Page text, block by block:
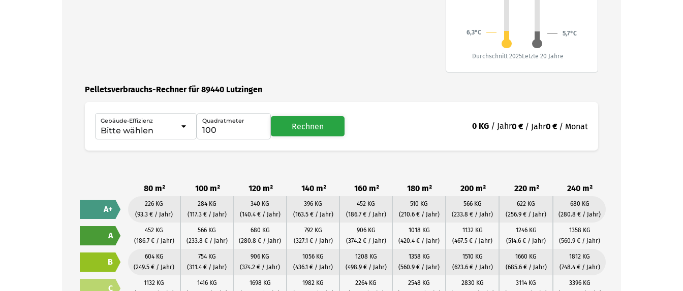
6,3°C 5,7°C
Durchschnitt 2025Letzte 20 Jahre
Pelletsverbrauchs-Rechner für 89440 Lutzingen
Gebäude-Effizienz Quadratmeter
Rechnen 0 KG / Jahr0 € / Jahr0 € / Monat
80 m² 100 m² 120 m² 140 m² 160 m² 180 m² 200 m² 220 m² 240 m²
A+
226 KG
(93.3 € / Jahr)
284 KG
(117.3 € / Jahr)
340 KG
(140.4 € / Jahr)
396 KG
(163.5 € / Jahr)
452 KG
(186.7 € / Jahr)
510 KG
(210.6 € / Jahr)
566 KG
(233.8 € / Jahr)
622 KG
(256.9 € / Jahr)
680 KG
(280.8 € / Jahr)
A
452 KG
(186.7 € / Jahr)
566 KG
(233.8 € / Jahr)
680 KG
(280.8 € / Jahr)
792 KG
(327.1 € / Jahr)
906 KG
(374.2 € / Jahr)
1018 KG
(420.4 € / Jahr)
1132 KG
(467.5 € / Jahr)
1246 KG
(514.6 € / Jahr)
1358 KG
(560.9 € / Jahr)
B
604 KG
(249.5 € / Jahr)
754 KG
(311.4 € / Jahr)
906 KG
(374.2 € / Jahr)
1056 KG
(436.1 € / Jahr)
1208 KG
(498.9 € / Jahr)
1358 KG
(560.9 € / Jahr)
1510 KG
(623.6 € / Jahr)
1660 KG
(685.6 € / Jahr)
1812 KG
(748.4 € / Jahr)
C
1132 KG
1416 KG
1698 KG
1982 KG
2264 KG
2548 KG
2830 KG
3114 KG
3396 KG